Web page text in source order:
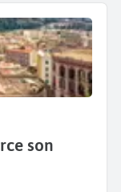
son